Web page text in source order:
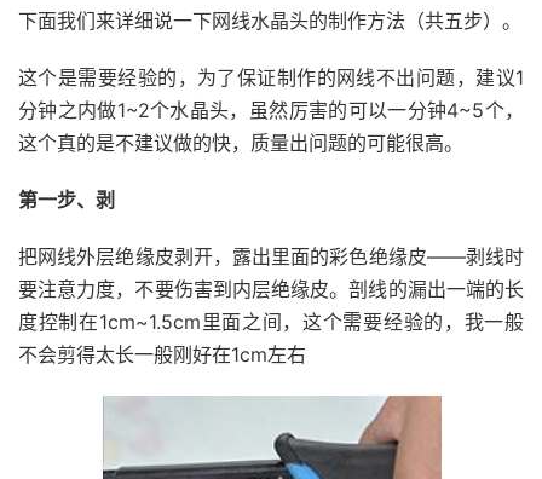
下面我们来详细说一下网线水晶头的制作方法（共五步）。
这个是需要经验的，为了保证制作的网线不出问题，建议1
分钟之内做1~2个水晶头，虽然厉害的可以一分钟4~5个，
这个真的是不建议做的快，质量出问题的可能很高。
第一步、剥
把网线外层绝缘皮剥开，露出里面的彩色绝缘皮——剥线时
要注意力度，不要伤害到内层绝缘皮。剖线的漏出一端的长
度控制在1cm~1.5cm里面之间，这个需要经验的，我一般
不会剪得太长一般刚好在1cm左右